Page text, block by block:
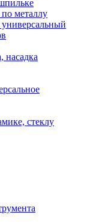
металлу
насадка
стеклу